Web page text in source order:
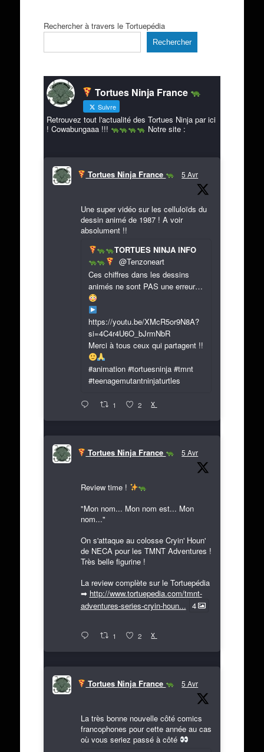
Rechercher à travers le Tortuepédia
Rechercher
Tortues Ninja France
Suivre
Retrouvez tout l'actualité des Tortues Ninja par ici
! Cowabungaaa !!!
Notre site :
Tortues Ninja France 5 Avr
Une super vidéo sur les celluloïds du
dessin animé de 1987 ! A voir
absolument !!
TORTUES NINJA INFO
@Tenzoneart
Ces chiffres dans les dessins
animés ne sont PAS une erreur…
https://youtu.be/XMcR5or9N8A?
si=4C4r4U6O_bJrmNbR
Merci à tous ceux qui partagent !!
#animation #tortuesninja #tmnt
#teenagemutantninjaturtles
1 2 X
Tortues Ninja France 5 Avr
Review time !
"Mon nom... Mon nom est... Mon
nom..."
On s'attaque au colosse Cryin' Houn'
de NECA pour les TMNT Adventures !
Très belle figurine !
La review complète sur le Tortuepédia
➡ http://www.tortuepedia.com/tmnt-
adventures-series-cryin-houn... 4
1 2 X
Tortues Ninja France 5 Avr
La très bonne nouvelle côté comics
francophones pour cette année au cas
où vous seriez passé à côté